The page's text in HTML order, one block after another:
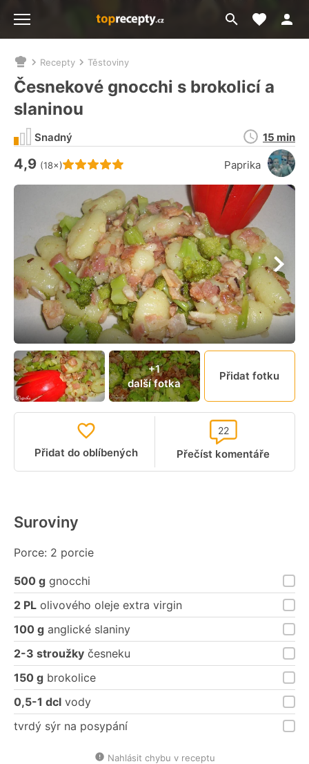
Přejít
na
Moje
Nacházíte
se
zde:
Recepty Těstoviny
Česnekové gnocchi s brokolicí a
slaninou
Hodnocení receptu je
4,9 (18×) Paprika
Snadný
Doba
přípravy
15 min
+1
další fotka
Přidat fotku
Přidat do oblíbených Přečíst komentáře
22
Suroviny
Porce: 2 porcie
500 g gnocchi
2 PL olivového oleje extra virgin
100 g anglické slaniny
2-3 stroužky česneku
150 g brokolice
0,5-1 dcl vody
tvrdý sýr na posypání
Nahlásit chybu v receptu